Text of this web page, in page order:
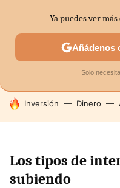
SECTORES ECONOMÍA
HOY SE HABLA DE
Inversión Dinero
Los tipos de
subiendo
Ya puedes ver
Añádenos
Solo